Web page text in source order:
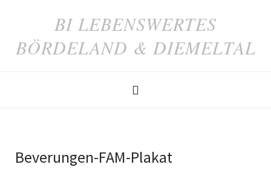
BI LEBENSWERTES
BÖRDELAND & DIEMELTAL
Beverungen-FAM-Plakat